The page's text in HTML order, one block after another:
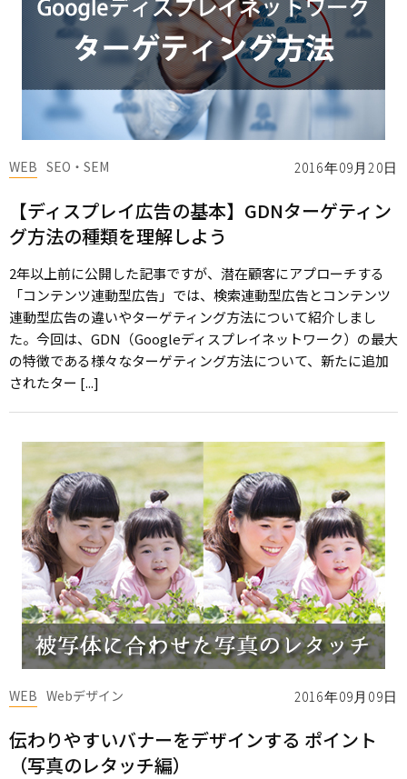
2016年09月20日
WEB SEO・SEM
【ディスプレイ広告の基本】GDNターゲティン
グ方法の種類を理解しよう
2年以上前に公開した記事ですが、潜在顧客にアプローチする
「コンテンツ連動型広告」では、検索連動型広告とコンテンツ
連動型広告の違いやターゲティング方法について紹介しまし
た。今回は、GDN（Googleディスプレイネットワーク）の最大
の特徴である様々なターゲティング方法について、新たに追加
されたター [...]
2016年09月09日
WEB Webデザイン
伝わりやすいバナーをデザインする ポイント
（写真のレタッチ編）